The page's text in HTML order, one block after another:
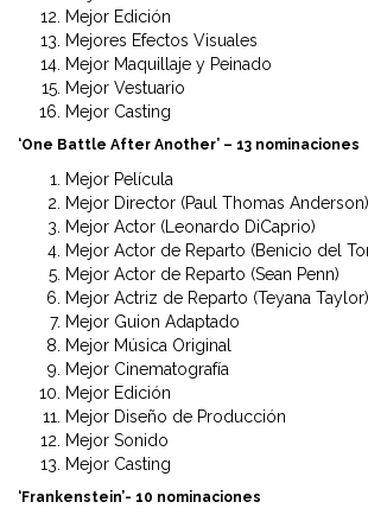
Mejor Edición
Mejores Efectos Visuales
Mejor Maquillaje y Peinado
Mejor Vestuario
Mejor Casting
‘One Battle After Another’ – 13 nominaciones
Mejor Película
Mejor Director (Paul Thomas Anderson)
Mejor Actor (Leonardo DiCaprio)
Mejor Actor de Reparto (Benicio del
Mejor Actor de Reparto (Sean Penn)
Mejor Actriz de Reparto (Teyana Taylor)
Mejor Guion Adaptado
Mejor Música Original
Mejor Cinematografía
Mejor Edición
Mejor Diseño de Producción
Mejor Sonido
Mejor Casting
‘Frankenstein’- 10 nominaciones